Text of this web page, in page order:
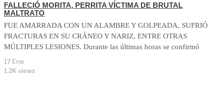
FALLECIÓ MORITA, PERRITA VÍCTIMA DE BRUTAL
MALTRATO
FUE AMARRADA CON UN ALAMBRE Y GOLPEADA, SUFRIÓ
FRACTURAS EN SU CRÁNEO Y NARIZ, ENTRE OTRAS
MÚLTIPLES LESIONES. Durante las últimas horas se confirmó
17 Ene
1.2K views